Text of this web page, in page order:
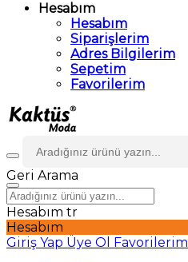
Hesabım
Hesabım
Siparişlerim
Adres Bilgilerim
Sepetim
Favorilerim
Geri Arama
Hesabım tr
Hesabım
Giriş Yap Üye Ol Favorilerim